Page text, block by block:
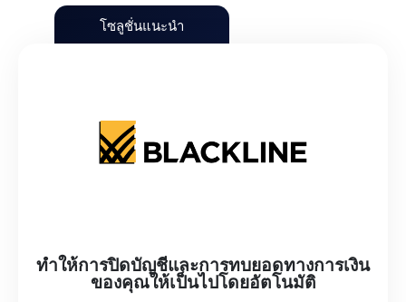
โซลูชั่นแนะนำ
ทำให้การปิดบัญชีและการทบยอดทางการเงิน
ของคุณให้เป็นไปโดยอัตโนมัติ